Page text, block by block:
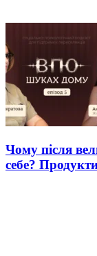
Чому після
себе?